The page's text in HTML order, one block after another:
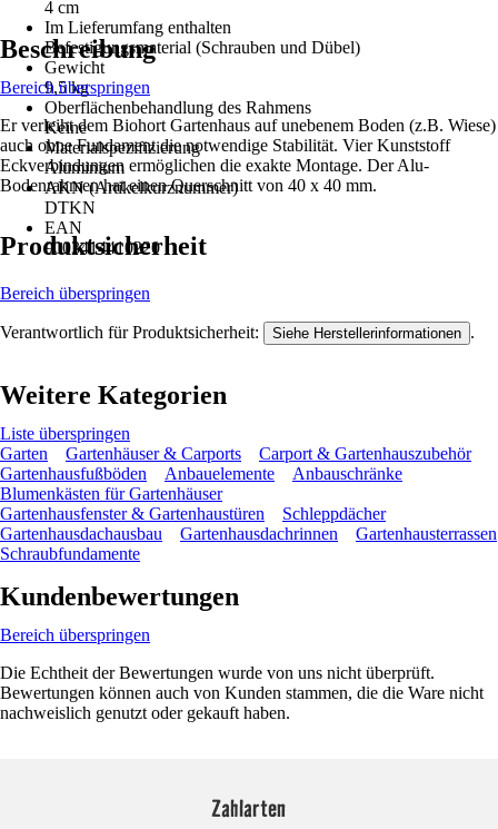
4 cm
Im Lieferumfang enthalten
Befestigungsmaterial (Schrauben und Dübel)
Gewicht
9,5 kg
Oberflächenbehandlung des Rahmens
Keine
Materialspezifizierung
Aluminium
AKN (Artikelkurznummer)
DTKN
EAN
9003414410220
Beschreibung
Bereich überspringen
Er verleiht dem Biohort Gartenhaus auf unebenem Boden (z.B. Wiese)
auch ohne Fundament die notwendige Stabilität. Vier Kunststoff
Eckverbindungen ermöglichen die exakte Montage. Der Alu-
Bodenrahmen hat einen Querschnitt von 40 x 40 mm.
Produktsicherheit
Bereich überspringen
Verantwortlich für Produktsicherheit: Siehe Herstellerinformationen .
Weitere Kategorien
Liste überspringen
Garten
Gartenhäuser & Carports
Carport & Gartenhauszubehör
Gartenhausfußböden
Anbauelemente
Anbauschränke
Blumenkästen für Gartenhäuser
Gartenhausfenster & Gartenhaustüren
Schleppdächer
Gartenhausdachausbau
Gartenhausdachrinnen
Gartenhausterrassen
Schraubfundamente
Kundenbewertungen
Bereich überspringen
Die Echtheit der Bewertungen wurde von uns nicht überprüft.
Bewertungen können auch von Kunden stammen, die die Ware nicht
nachweislich genutzt oder gekauft haben.
Zahlarten